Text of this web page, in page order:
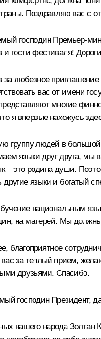
Поздравляю вас с
господин Премьер-
гости фестиваля!
за любезное
вас от имени
многие
я впервые нахожусь
людей в большой
языки друг друга, мы
– это родина души.
языки и богатый
национальным
на матерей. Мы
за теплый прием,
друзьями. Спасибо.
господин Президент,
нашего народа Золтан